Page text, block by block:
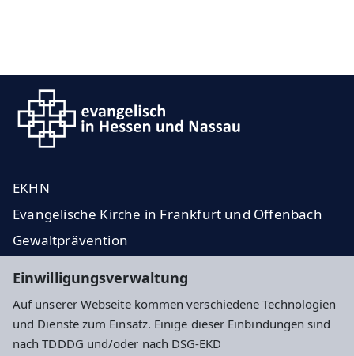
Einwilligungsverwaltung
Auf unserer Webseite kommen verschiedene Technologien
und Dienste zum Einsatz. Einige dieser Einbindungen sind
nach TDDDG und/oder nach DSG-EKD
EKHN
Evangelische Kirche in Frankfurt und Offenbach
Gewaltprävention
Gemeindezeitung
Cookie-Einstellungen